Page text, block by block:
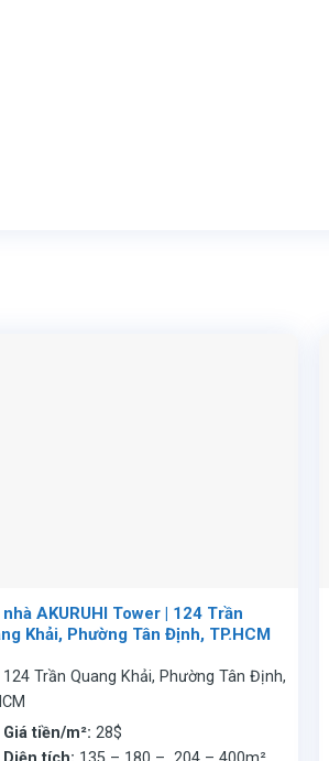
nhà AKURUHI Tower | 124 Trần
Khải, Phường Tân Định, TP.HCM
124 Trần Quang Khải, Phường Tân Định,
Giá tiền/m²: 28$